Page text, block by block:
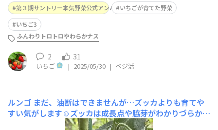
第３期サントリー本気野菜公式アンバサダーいちごが育てた野菜
いちご3
ふんわりトロトロやわらかナス
2 31
いちご | 2025/05/30 | ベジ活
ルンゴ まだ、油断はできませんが…ズッカよりも育てや
すい気がします☺️ズッカは成長点や脇芽がわかりづらかっ
たのですがズッカはすくすくと成長してくれて、なかなか